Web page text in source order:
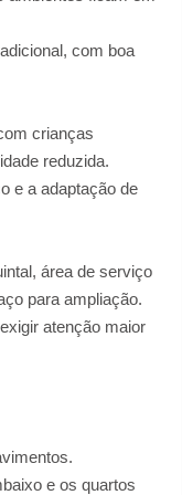
com boa
crianças
reduzida.
e a adaptação de
área de serviço
para ampliação.
atenção maior
e os quartos